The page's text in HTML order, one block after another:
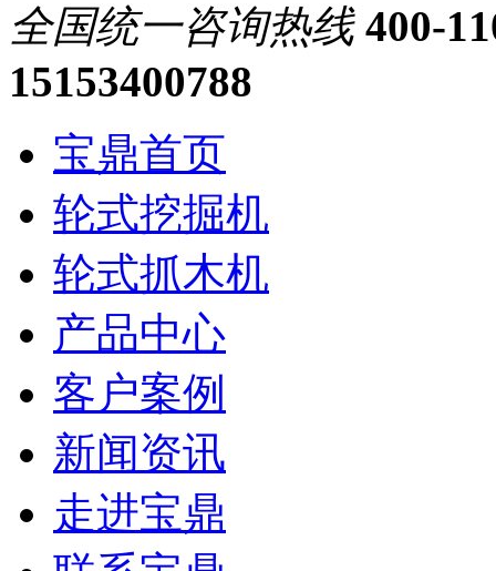
全国统一咨询热线 400-
15153400788
宝鼎首页
轮式挖掘机
轮式抓木机
产品中心
客户案例
新闻资讯
走进宝鼎